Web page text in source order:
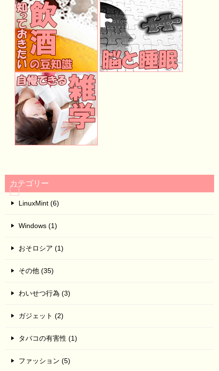
カテゴリー
LinuxMint (6)
Windows (1)
おそロシア (1)
その他 (35)
わいせつ行為 (3)
ガジェット (2)
タバコの有害性 (1)
ファッション (5)